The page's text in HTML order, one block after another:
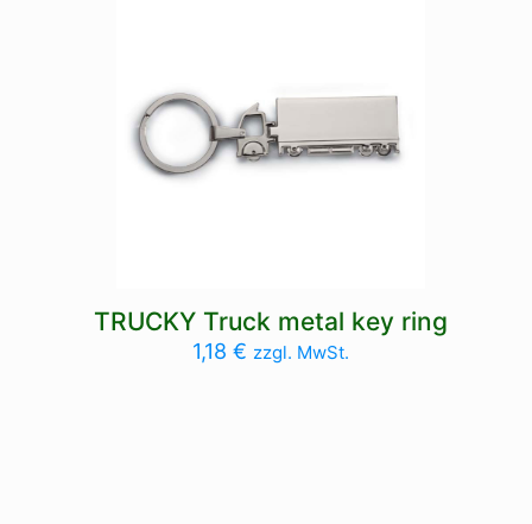
TRUCKY Truck metal key ring
1,18€ zzgl. MwSt.